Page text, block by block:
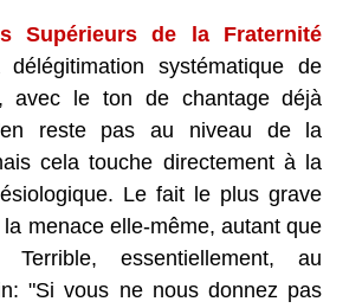
Supérieurs de la Fraternité
délégitimation systématique de
avec le ton de chantage déjà
reste pas au niveau de la
cela touche directement à la
Le fait le plus grave
la menace elle-même, autant que
Terrible, essentiellement, au
"Si vous ne nous donnez pas